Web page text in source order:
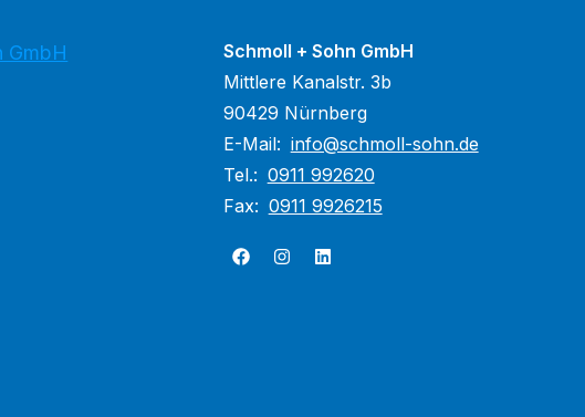
GmbH
Schmoll + Sohn GmbH
Mittlere Kanalstr. 3b
90429 Nürnberg
E-Mail: info@schmoll-sohn.de
Tel.: 0911 992620
Fax: 0911 9926215